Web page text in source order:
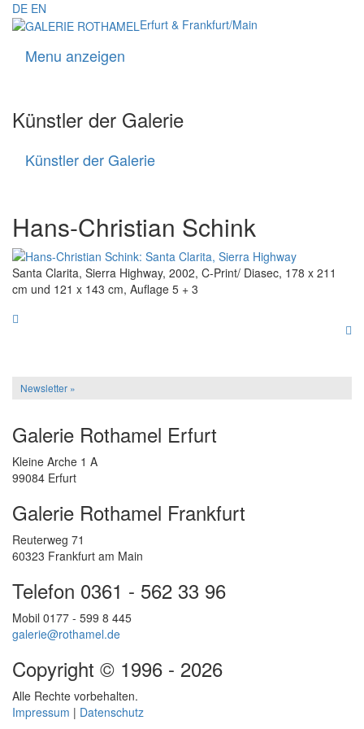
DE EN
Erfurt & Frankfurt/Main
Menu anzeigen
Künstler der Galerie
Künstler der Galerie
Hans-Christian Schink
Santa Clarita, Sierra Highway, 2002, C-Print/ Diasec, 178 x 211
cm und 121 x 143 cm, Auflage 5 + 3
Newsletter »
Galerie Rothamel Erfurt
Kleine Arche 1 A
99084 Erfurt
Galerie Rothamel Frankfurt
Reuterweg 71
60323 Frankfurt am Main
Telefon 0361 - 562 33 96
Mobil 0177 - 599 8 445
galerie@rothamel.de
Copyright © 1996 - 2026
Alle Rechte vorbehalten.
Impressum | Datenschutz